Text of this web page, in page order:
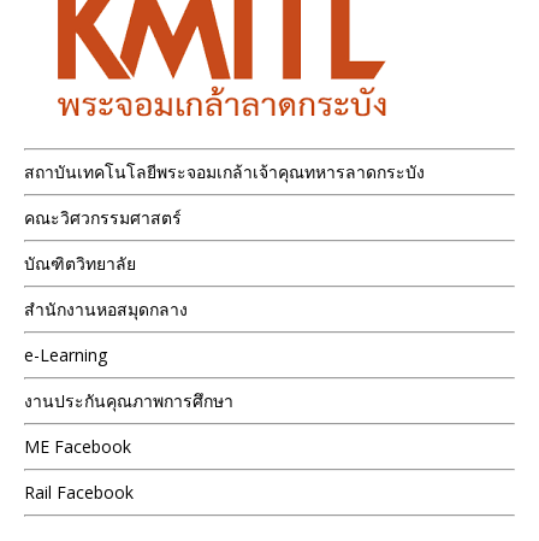
สถาบันเทคโนโลยีพระจอมเกล้าเจ้าคุณทหารลาดกระบัง
คณะวิศวกรรมศาสตร์
บัณฑิตวิทยาลัย
สำนักงานหอสมุดกลาง
e-Learning
งานประกันคุณภาพการศึกษา
ME Facebook
Rail Facebook